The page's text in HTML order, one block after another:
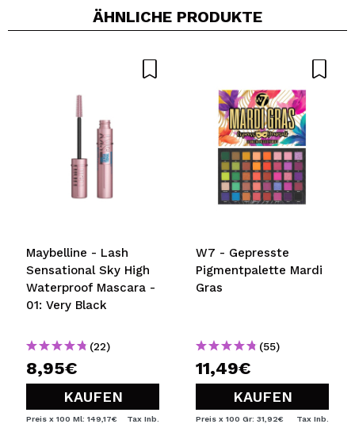
ÄHNLICHE PRODUKTE
Maybelline - Lash
Sensational Sky High
Waterproof Mascara -
01: Very Black
(22)
8,95€
KAUFEN
Preis x 100 Ml: 149,17€ Tax Inb.
W7 - Gepresste
Pigmentpalette Mardi
Gras
(55)
11,49€
KAUFEN
Preis x 100 Gr: 31,92€ Tax Inb.